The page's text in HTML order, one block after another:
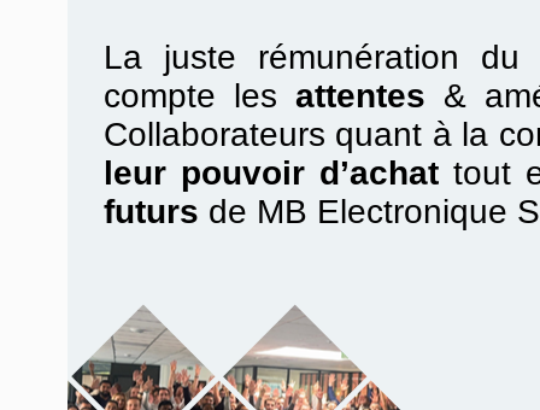
La juste rémunération du
compte les attentes &
Collaborateurs quant à la
leur pouvoir d’achattout
futurs de MB Electronique